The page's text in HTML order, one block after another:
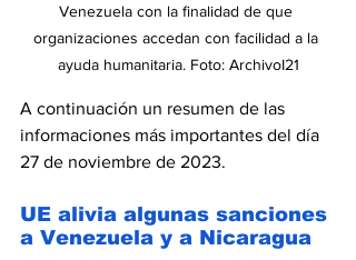
Venezuela con la finalidad de que
organizaciones accedan con facilidad a la
ayuda humanitaria. Foto: ArchivoI21
A continuación un resumen de las
informaciones más importantes del día
27 de noviembre de 2023.
UE alivia algunas sanciones
a Venezuela y a Nicaragua